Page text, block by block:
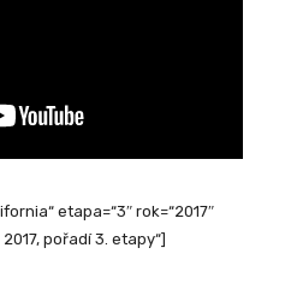
etapa=“3″ rok=“2017″
pořadí 3. etapy“]